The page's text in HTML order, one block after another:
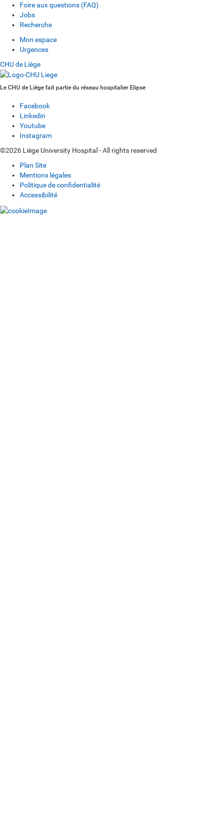
Foire aux questions (FAQ)
Jobs
Recherche
Mon espace
Urgences
CHU de Liège
Le CHU de Liège fait partie du réseau hospitalier Elipse
Facebook
Linkedin
Youtube
Instagram
©2026 Liège University Hospital - All rights reserved
Plan Site
Mentions légales
Politique de confidentialité
Accessibilité